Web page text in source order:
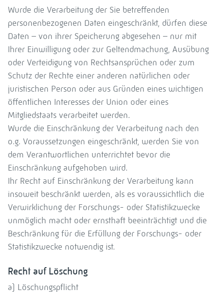
Wurde die Verarbeitung der Sie betreffenden
personenbezogenen Daten eingeschränkt, dürfen diese
Daten – von ihrer Speicherung abgesehen – nur mit
Ihrer Einwilligung oder zur Geltendmachung, Ausübung
oder Verteidigung von Rechtsansprüchen oder zum
Schutz der Rechte einer anderen natürlichen oder
juristischen Person oder aus Gründen eines wichtigen
öffentlichen Interesses der Union oder eines
Mitgliedstaats verarbeitet werden.
Wurde die Einschränkung der Verarbeitung nach den
o.g. Voraussetzungen eingeschränkt, werden Sie von
dem Verantwortlichen unterrichtet bevor die
Einschränkung aufgehoben wird.
Ihr Recht auf Einschränkung der Verarbeitung kann
insoweit beschränkt werden, als es voraussichtlich die
Verwirklichung der Forschungs- oder Statistikzwecke
unmöglich macht oder ernsthaft beeinträchtigt und die
Beschränkung für die Erfüllung der Forschungs- oder
Statistikzwecke notwendig ist.
Recht auf Löschung
a) Löschungspflicht